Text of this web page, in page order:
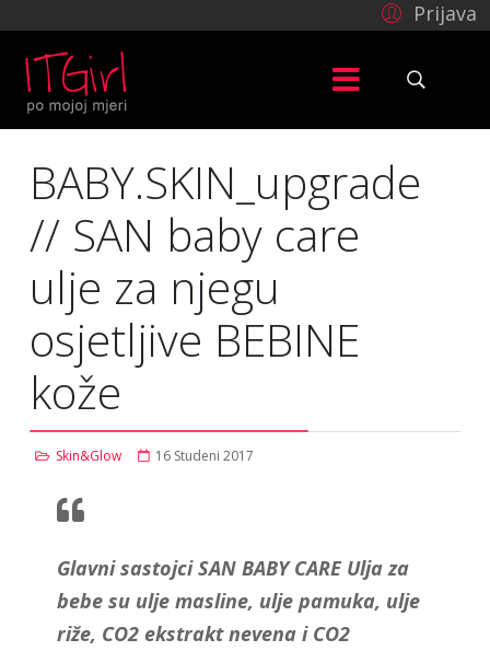
Prijava
BABY.SKIN_upgrade
// SAN baby care
ulje za njegu
osjetljive BEBINE
kože
Skin&Glow 16 Studeni 2017
Glavni sastojci SAN BABY CARE Ulja za
bebe su ulje masline, ulje pamuka, ulje
riže, CO2 ekstrakt nevena i CO2